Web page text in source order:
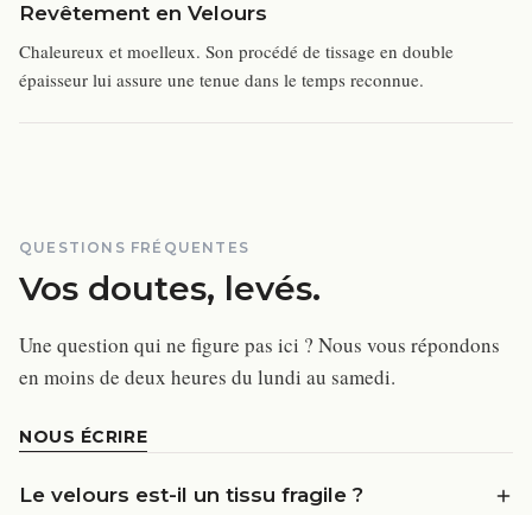
Revêtement en Velours
Chaleureux et moelleux. Son procédé de tissage en double
épaisseur lui assure une tenue dans le temps reconnue.
QUESTIONS FRÉQUENTES
Vos doutes, levés.
Une question qui ne figure pas ici ? Nous vous répondons
en moins de deux heures du lundi au samedi.
NOUS ÉCRIRE
Le velours est-il un tissu fragile ?